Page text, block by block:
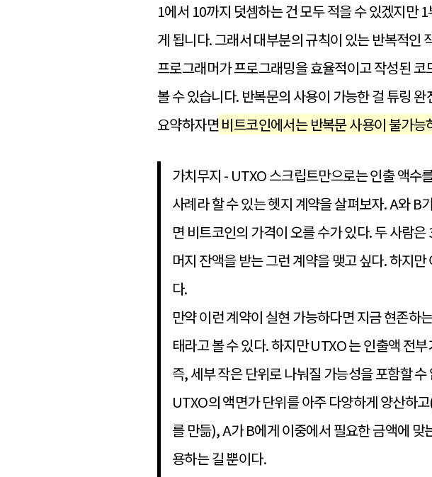
1에서 10까지 덧셈하는 건 모두 적을 수 있겠지만
게 됩니다. 그래서 대부분의 규칙이 있는 반복적
프로그래머가 프로그래밍을 효율적이고 작성된
볼 수 있습니다. 반복문의 사용이 가능한 걸 튜링
요약하자면비트코인에서는 반복문 사용이 불가
가치무지 - UTXO 스크립트만으로는 인출 액수
사례라 할 수 있는 헷지 계약을 살펴보자. A와
면 비트코인의 가격이 오를 수가 있다. 두 사람
머지 잔액을 받는 그런 계약을 맺고 싶다. 하지
다.
만약 이런 계약이 실현 가능하다면 지금 현존하
태라고 볼 수 있다. 하지만 UTXO 는 인출액 전
즉, 세부 작은 단위로 나눠질 가능성을 포함할
UTXO의 액면가 단위를 아주 다양하게 양산하
를 만듦), A가 B에게 이중에서 필요한 금액에
용하는 길 뿐이다.